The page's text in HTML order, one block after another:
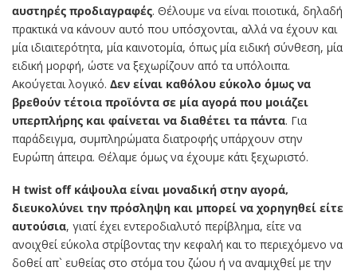
αυστηρές προδιαγραφές. Θέλουμε να είναι ποιοτικά, δηλαδή
πρακτικά να κάνουν αυτό που υπόσχονται, αλλά να έχουν και
μία ιδιαιτερότητα, μία καινοτομία, όπως μία ειδική σύνθεση, μία
ειδική μορφή, ώστε να ξεχωρίζουν από τα υπόλοιπα.
Ακούγεται λογικό. Δεν είναι καθόλου εύκολο όμως να
βρεθούν τέτοια προϊόντα σε μία αγορά που μοιάζει
υπερπλήρης και φαίνεται να διαθέτει τα πάντα. Για
παράδειγμα, συμπληρώματα διατροφής υπάρχουν στην
Ευρώπη άπειρα. Θέλαμε όμως να έχουμε κάτι ξεχωριστό.
Η twist off κάψουλα είναι μοναδική στην αγορά,
διευκολύνει την πρόσληψη και μπορεί να χορηγηθεί είτε
αυτούσια, γιατί έχει εντεροδιαλυτό περίβλημα, είτε να
ανοιχθεί εύκολα στρίβοντας την κεφαλή και το περιεχόμενο να
δοθεί απ` ευθείας στο στόμα του ζώου ή να αναμιχθεί με την